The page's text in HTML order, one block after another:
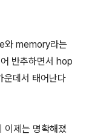
와 memory라는
반추하면서 hop
운데서 태어난다
이제는 명확해졌